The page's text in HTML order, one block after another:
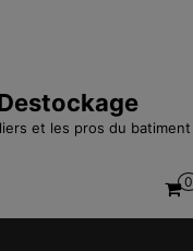
et les pros du batiment
0